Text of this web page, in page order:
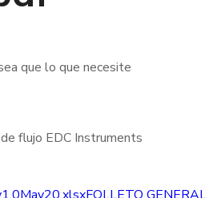
que lo que necesite
flujo EDC Instruments